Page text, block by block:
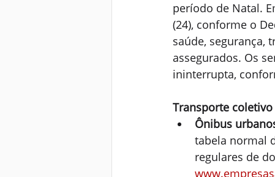
período de Natal.
(24), conforme o
saúde, segurança,
assegurados. Os
ininterrupta,
Transporte coletivo
Ônibus
tabela normal
regulares de